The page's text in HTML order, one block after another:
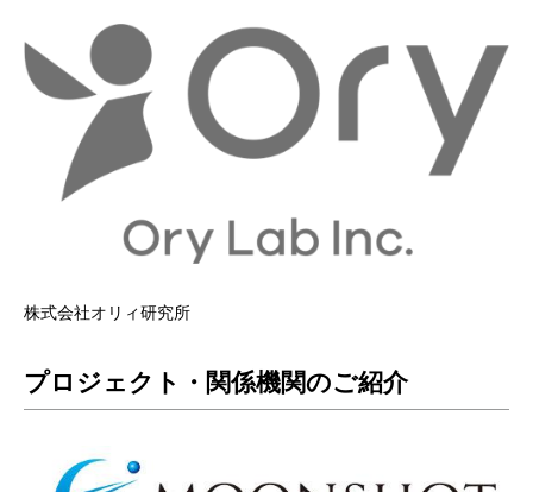
株式会社オリィ研究所
プロジェクト・関係機関のご紹介